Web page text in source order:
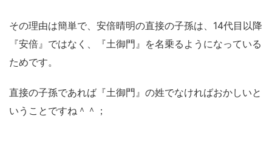
その理由は簡単で、安倍晴明の直接の子孫は、14代目以降
『安倍』ではなく、『土御門』を名乗るようになっている
ためです。
直接の子孫であれば『土御門』の姓でなければおかしいと
いうことですね＾＾；